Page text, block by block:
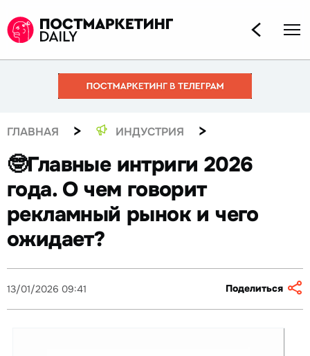
ГЛАВНАЯ > ИНДУСТРИЯ >
🤓Главные интриги 2026
года. О чем говорит
рекламный рынок и чего
ожидает?
13/01/2026 09:41 Поделиться